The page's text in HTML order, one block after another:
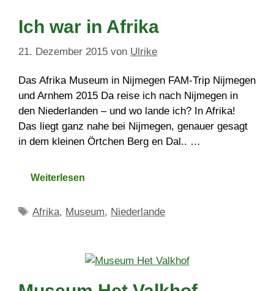
Ich war in Afrika
21. Dezember 2015 von Ulrike
Das Afrika Museum in Nijmegen FAM-Trip Nijmegen
und Arnhem 2015 Da reise ich nach Nijmegen in
den Niederlanden – und wo lande ich? In Afrika!
Das liegt ganz nahe bei Nijmegen, genauer gesagt
in dem kleinen Örtchen Berg en Dal.. …
Weiterlesen
Schlagwörter
Afrika, Museum, Niederlande